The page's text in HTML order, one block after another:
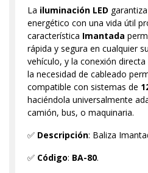
La iluminación LED
energético con una vida útil
característica Imantada
rápida y segura en cualquier
vehículo, y la conexión directa
la necesidad de cableado
compatible con sistemas de
haciéndola universalmente
camión, bus, o maquinaria.
✅ Descripción: Baliza
✅ Código: BA-80.